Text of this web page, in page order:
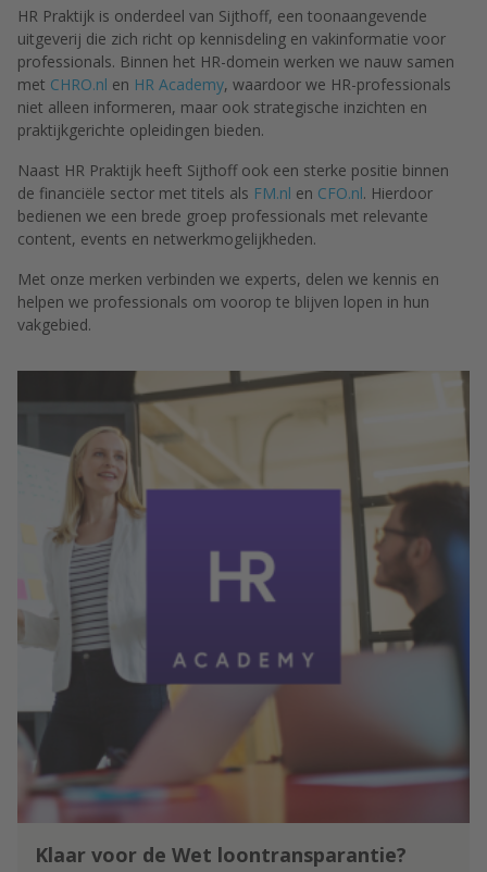
HR Praktijk is onderdeel van Sijthoff, een toonaangevende
uitgeverij die zich richt op kennisdeling en vakinformatie voor
professionals. Binnen het HR-domein werken we nauw samen
met CHRO.nl en HR Academy, waardoor we HR-professionals
niet alleen informeren, maar ook strategische inzichten en
praktijkgerichte opleidingen bieden.
Naast HR Praktijk heeft Sijthoff ook een sterke positie binnen
de financiële sector met titels als FM.nl en CFO.nl. Hierdoor
bedienen we een brede groep professionals met relevante
content, events en netwerkmogelijkheden.
Met onze merken verbinden we experts, delen we kennis en
helpen we professionals om voorop te blijven lopen in hun
vakgebied.
Klaar voor de Wet loontransparantie?